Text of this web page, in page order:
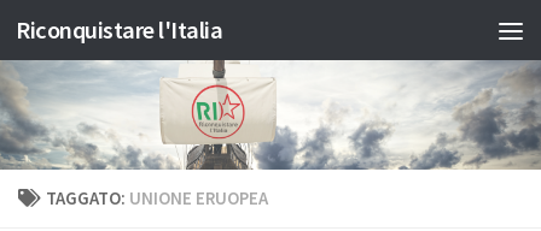
Salta al contenuto
Riconquistare l'Italia
TAGGATO: UNIONE ERUOPEA